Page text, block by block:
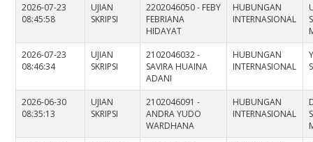
2026-07-23
08:45:58
UJIAN
SKRIPSI
2202046050 - FEBY
FEBRIANA
HIDAYAT
HUBUNGAN
INTERNASIONAL
2026-07-23
08:46:34
UJIAN
SKRIPSI
2102046032 -
SAVIRA HUAINA
ADANI
HUBUNGAN
INTERNASIONAL
2026-06-30
08:35:13
UJIAN
SKRIPSI
2102046091 -
ANDRA YUDO
WARDHANA
HUBUNGAN
INTERNASIONAL